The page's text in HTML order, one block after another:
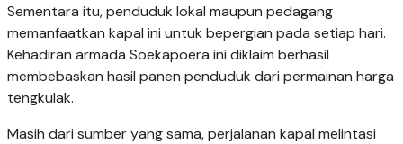
Sementara itu, penduduk lokal maupun pedagang
memanfaatkan kapal ini untuk bepergian pada setiap hari.
Kehadiran armada Soekapoera ini diklaim berhasil
membebaskan hasil panen penduduk dari permainan harga
tengkulak.
Masih dari sumber yang sama, perjalanan kapal melintasi